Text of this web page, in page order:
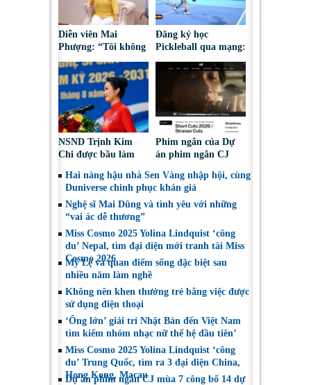
Diễn viên Mai
Phượng: “Tôi không
những gì mình đã
chọn”
Đăng ký học
Pickleball qua mạng:
đoạt tài sản
NSND Trịnh Kim
Chi được bầu làm
Nghệ sĩ Sân khấu
Việt Nam
Phim ngắn của Dự
án phim ngắn CJ
tại LHP quốc tế
Toronto 2026
Hai nàng hậu nhà Sen Vàng nhập hội, cùng
Duniverse chinh phục khán giả
Nghệ sĩ Mai Dũng và tình yêu với những
“vai ác dễ thương”
Miss Cosmo 2025 Yolina Lindquist ‘công
du’ Nepal, tìm đại diện mới tranh tài Miss
Cosmo 2026
Mỹ Lệ và quan điểm sống đặc biệt sau
nhiều năm làm nghề
Không nên khen thưởng trẻ bằng việc được
sử dụng điện thoại
‘Ông lớn’ giải trí Nhật Bản đến Việt Nam
tìm kiếm nhóm nhạc nữ thế hệ đầu tiên’
Miss Cosmo 2025 Yolina Lindquist ‘công
du’ Trung Quốc, tìm ra 3 đại diện China,
Hong Kong, Macau
Dự án phim ngắn CJ mùa 7 công bố 14 dự